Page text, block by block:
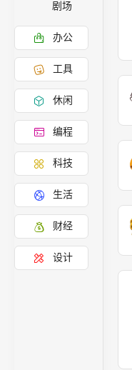
剧场
办公
工具
休闲
编程
科技
生活
财经
设计